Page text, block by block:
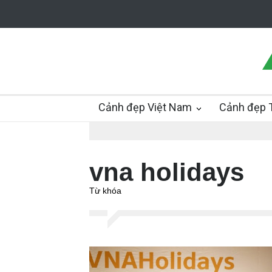
Cảnh đẹp Việt Nam Cảnh đẹp
vna holidays
Từ khóa